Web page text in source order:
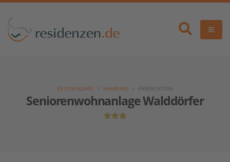
Seniorenwohnanlage Walddörfer
DEUTSCHLAND HAMBURG PÄSENTATION